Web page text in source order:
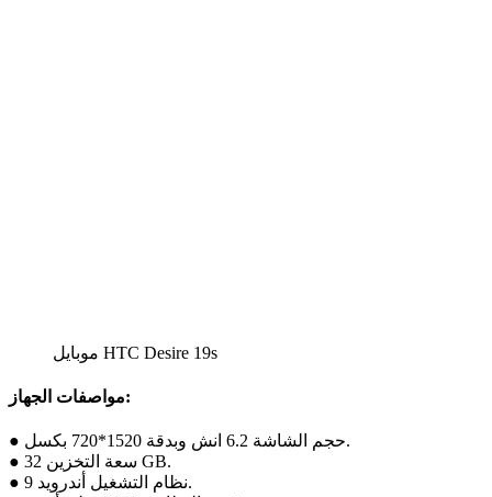
موبايل HTC Desire 19s
مواصفات الجهاز:
● حجم الشاشة 6.2 انش وبدقة 1520*720 بكسل.
● سعة التخزين 32 GB.
● نظام التشغيل أندرويد 9.